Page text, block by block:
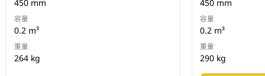
450 mm
容量
0.2 m³
重量
264 kg
450 mm
容量
0.2 m³
重量
290 kg